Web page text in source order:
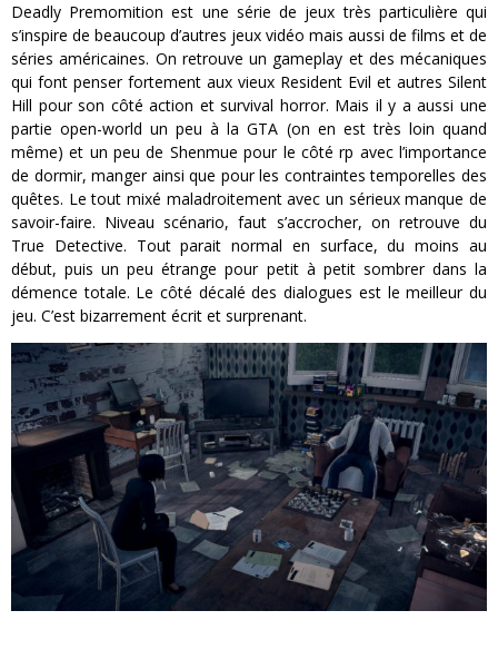
Deadly Premomition est une série de jeux très particulière qui
s’inspire de beaucoup d’autres jeux vidéo mais aussi de films et de
séries américaines. On retrouve un gameplay et des mécaniques
qui font penser fortement aux vieux Resident Evil et autres Silent
Hill pour son côté action et survival horror. Mais il y a aussi une
partie open-world un peu à la GTA (on en est très loin quand
même) et un peu de Shenmue pour le côté rp avec l’importance
de dormir, manger ainsi que pour les contraintes temporelles des
quêtes. Le tout mixé maladroitement avec un sérieux manque de
savoir-faire. Niveau scénario, faut s’accrocher, on retrouve du
True Detective. Tout parait normal en surface, du moins au
début, puis un peu étrange pour petit à petit sombrer dans la
démence totale. Le côté décalé des dialogues est le meilleur du
jeu. C’est bizarrement écrit et surprenant.